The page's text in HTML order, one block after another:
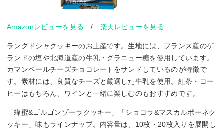
Amazonレビューを見る /楽天レビューを見る
ラングドシャクッキーのお土産です。生地には、フランス産のゲ
ランドの塩や北海道産の牛乳・グラニュー糖を使用しています。
カマンベールチーズチョコレートをサンドしているのが特徴で
す。素材には、良質なチーズと厳選した牛乳を使用。紅茶・コー
ヒーはもちろん、ワインと一緒に楽しむのもおすすめです。
「蜂蜜&ゴルゴンゾーラクッキー」「ショコラ&マスカルポーネク
ッキー」味もラインナップ。内容量は、10枚・20枚入りを展開し